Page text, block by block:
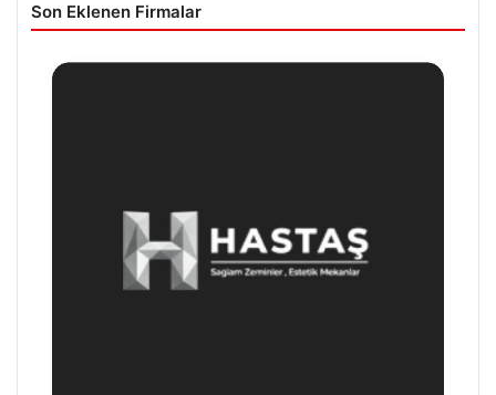
Son Eklenen Firmalar